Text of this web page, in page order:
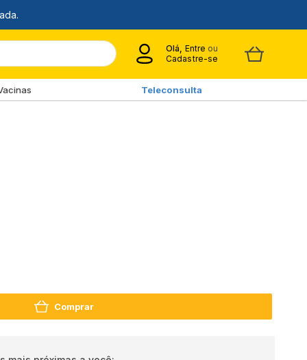
Olá, Entre ou
Cadastre-se
Teleconsulta
Comprar